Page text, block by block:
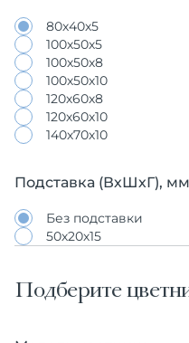
80х40х5
100х50х5
100х50х8
100х50х10
120х60х8
120х60х10
140х70х10
Подставка (ВхШхГ), мм
Без подставки
50х20х15
Подберите